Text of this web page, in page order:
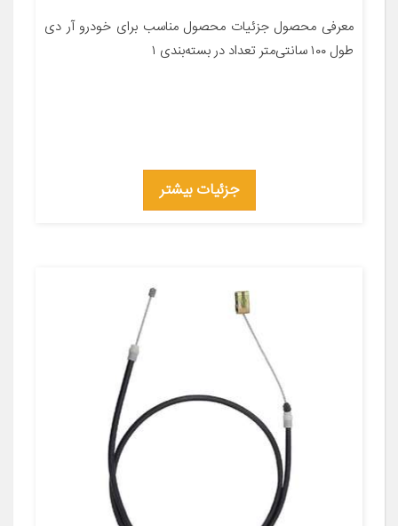
معرفی محصول جزئیات محصول مناسب برای خودرو آر دی
طول ۱۰۰ سانتی‌متر تعداد در بسته‌بندی ۱
جزئیات بیشتر